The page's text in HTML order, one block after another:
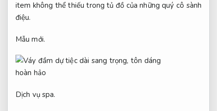
item không thể thiếu trong tủ đồ của những quý cô sành
điệu.
Mẫu mới.
Dịch vụ spa.